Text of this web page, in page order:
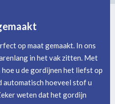
op maat gemaakt. In ons
in het vak zitten. Met
u de gordijnen het liefst op
automatisch hoeveel stof u
weten dat het gordijn